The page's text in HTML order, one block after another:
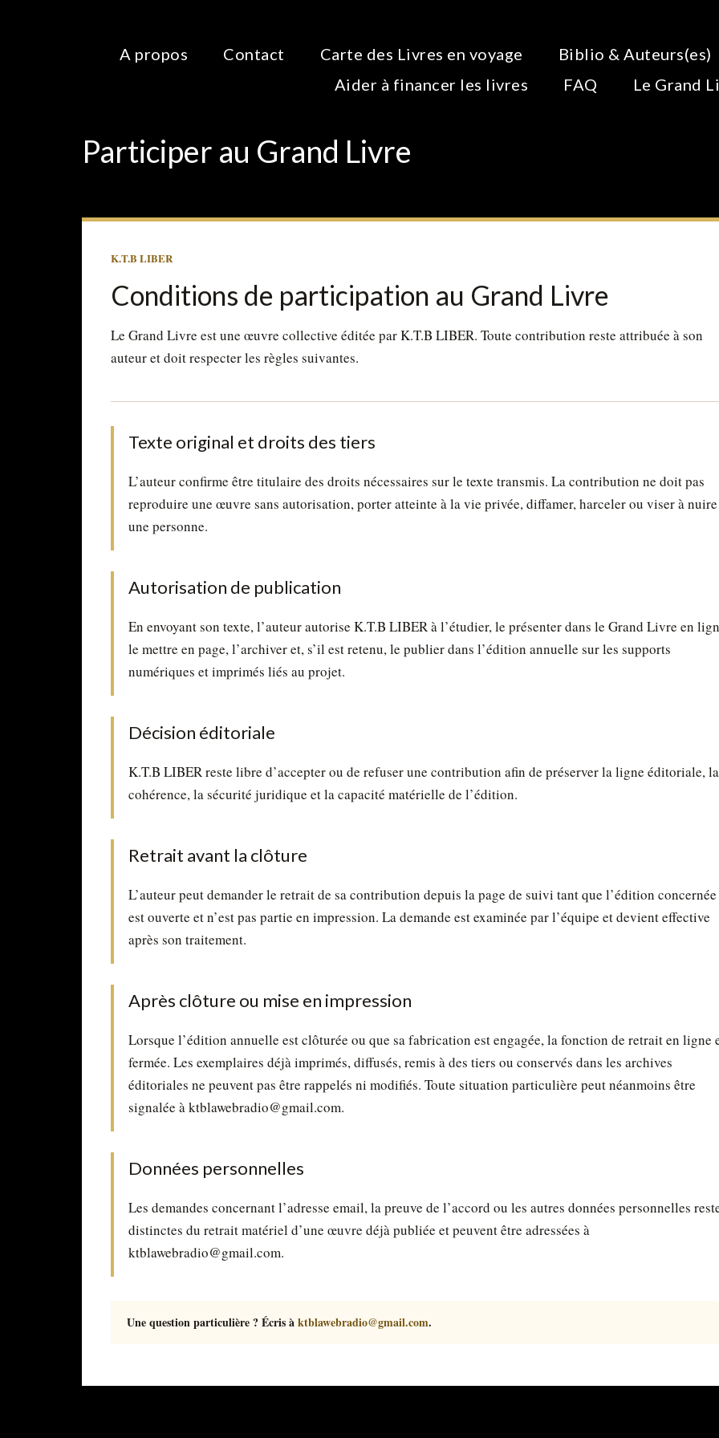
A propos Contact Carte des Livres en voyage
Biblio & Auteurs(es)
Aider à financer les livres
FAQ Le Grand
Participer au Grand Livre
K.T.B LIBER
Conditions de participation au Grand Livre
Le Grand Livre est une œuvre collective éditée par K.T.B LIBER. Toute contribution reste attribuée à son
auteur et doit respecter les règles suivantes.
Texte original et droits des tiers
L’auteur confirme être titulaire des droits nécessaires sur le texte transmis. La contribution ne doit pas
reproduire une œuvre sans autorisation, porter atteinte à la vie privée, diffamer, harceler ou viser à
une personne.
Autorisation de publication
En envoyant son texte, l’auteur autorise K.T.B LIBER à l’étudier, le présenter dans le Grand Livre en
le mettre en page, l’archiver et, s’il est retenu, le publier dans l’édition annuelle sur les supports
numériques et imprimés liés au projet.
Décision éditoriale
K.T.B LIBER reste libre d’accepter ou de refuser une contribution afin de préserver la ligne éditoriale, la
cohérence, la sécurité juridique et la capacité matérielle de l’édition.
Retrait avant la clôture
L’auteur peut demander le retrait de sa contribution depuis la page de suivi tant que l’édition concernée
est ouverte et n’est pas partie en impression. La demande est examinée par l’équipe et devient effective
après son traitement.
Après clôture ou mise en impression
Lorsque l’édition annuelle est clôturée ou que sa fabrication est engagée, la fonction de retrait en ligne
fermée. Les exemplaires déjà imprimés, diffusés, remis à des tiers ou conservés dans les archives
éditoriales ne peuvent pas être rappelés ni modifiés. Toute situation particulière peut néanmoins être
signalée à ktblawebradio@gmail.com.
Données personnelles
Les demandes concernant l’adresse email, la preuve de l’accord ou les autres données personnelles
distinctes du retrait matériel d’une œuvre déjà publiée et peuvent être adressées à
ktblawebradio@gmail.com.
Une question particulière ? Écris àktblawebradio@gmail.com.